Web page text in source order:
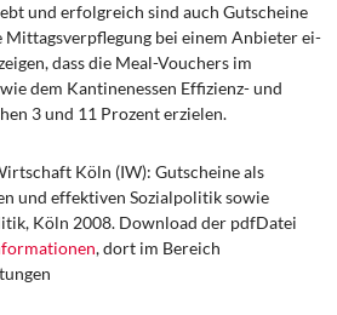
und erfolgreich sind auch Gut­scheine
Mit­tagsverpflegung bei einem Anbieter ei­
dass die Meal-Vouchers im
dem Kantinenessen Effi­zienz- und
3 und 11 Prozent erzielen.
Köln (IW): Gutscheine als
und effektiven Sozialpolitik sowie
Köln 2008. Download der pdf­Datei
, dort im Bereich